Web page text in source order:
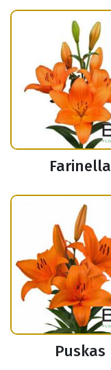
Farinella
Puskas